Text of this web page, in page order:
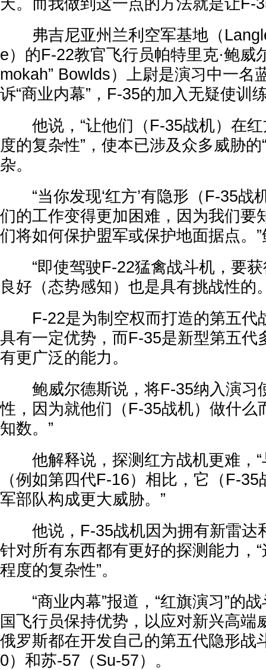
天。而我做到这一点的方法就是让F-
弗吉尼亚州兰利空军基地（
e）的F-22教官飞行员帕特里克·鲍威
mokah” Bowlds）上尉是演习中一名
诉“商业内幕”，F-35的加入无疑使训
他说，“让他们（F-35战机）在红
度的复杂性”，使本已涉及众多威胁的
杂。
“当你发现‘红方’有隐形（F-35战
们的工作变得更加困难，因为我们要
们将如何保护盟军或保护地面据点。
“即使驾驶F-22猛禽战斗机，要获
良好（态势感知）也是具有挑战性的
F-22是为制空权而打造的第五代
具有一定优势，而F-35是新型第五代
有更广泛的能力。
鲍威尔德斯说，将F-35纳入演习
性，因为就他们（F-35战机）做什么
知数。”
他解释说，探测红方战机更难，“
（例如第四代F-16）相比，它（F-
军部队构成更大威胁。”
他说，F-35战机因为拥有新雷达
针对所有东西都有更好的探测能力，
程度的复杂性”。
“商业内幕”报道，“红旗演习”的战
国飞行员保持优势，以应对新兴高端
俄罗斯都在开发自己的第五代隐形战
0）和苏-57（Su-57）。